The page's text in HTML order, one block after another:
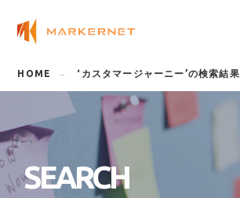
HOME ‘カスタマージャーニー’の検索結果
SEARCH